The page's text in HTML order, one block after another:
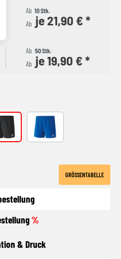
Ab 10 Stk.
Ab je 21,90 € *
Ab 50 Stk.
Ab je 19,90 € *
schwarz new royal
GRÖSSENTABELLE
%
& Druck